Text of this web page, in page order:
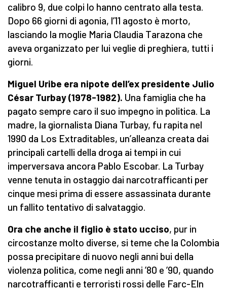
calibro 9, due colpi lo hanno centrato alla testa.
Dopo 66 giorni di agonia, l’11 agosto è morto,
lasciando la moglie Maria Claudia Tarazona che
aveva organizzato per lui veglie di preghiera, tutti i
giorni.
Miguel Uribe era nipote dell’ex presidente Julio
César Turbay (1978-1982). Una famiglia che ha
pagato sempre caro il suo impegno in politica. La
madre, la giornalista Diana Turbay, fu rapita nel
1990 da Los Extraditables, un’alleanza creata dai
principali cartelli della droga ai tempi in cui
imperversava ancora Pablo Escobar. La Turbay
venne tenuta in ostaggio dai narcotrafficanti per
cinque mesi prima di essere assassinata durante
un fallito tentativo di salvataggio.
Ora che anche il figlio è stato ucciso, pur in
circostanze molto diverse, si teme che la Colombia
possa precipitare di nuovo negli anni bui della
violenza politica, come negli anni ’80 e ’90, quando
narcotrafficanti e terroristi rossi delle Farc-Eln